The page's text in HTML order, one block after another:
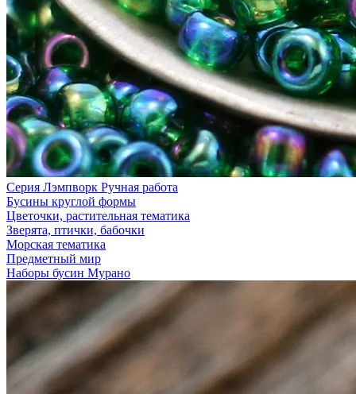
Серия Лэмпворк Ручная работа
Бусины круглой формы
Цветочки, растительная тематика
Зверята, птички, бабочки
Морская тематика
Предметный мир
Наборы бусин Мурано